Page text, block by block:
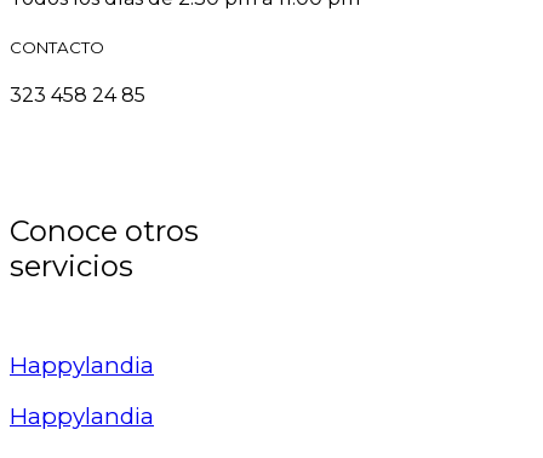
CONTACTO
323 458 24 85
Conoce otros
servicios
Happylandia
Happylandia